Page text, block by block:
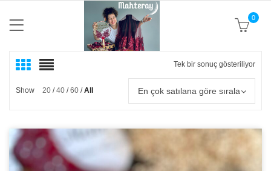
0
Tek bir sonuç gösteriliyor
Show 20 40 60 All En çok satılana göre sırala